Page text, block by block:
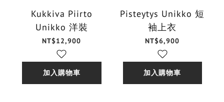
Kukkiva Piirto
Unikko 洋裝
NT$12,900
加入購物車
Pisteytys Unikko 短
袖上衣
NT$6,900
加入購物車